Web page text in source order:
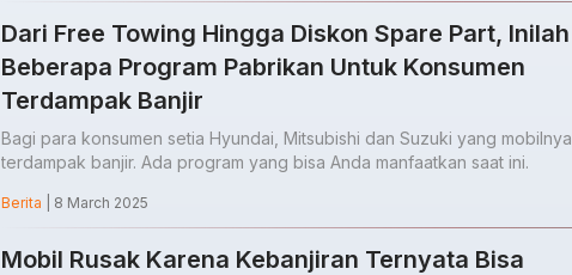
Dari Free Towing Hingga Diskon Spare Part, Inilah
Beberapa Program Pabrikan Untuk Konsumen
Terdampak Banjir
Bagi para konsumen setia Hyundai, Mitsubishi dan Suzuki yang mobilnya
terdampak banjir. Ada program yang bisa Anda manfaatkan saat ini.
Berita | 8 March 2025
Mobil Rusak Karena Kebanjiran Ternyata Bisa